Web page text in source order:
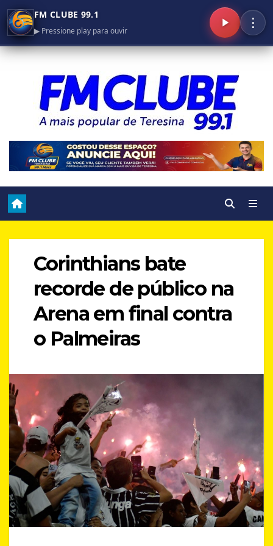
FM CLUBE 99.1
▶ Pressione play para ouvir
⋮